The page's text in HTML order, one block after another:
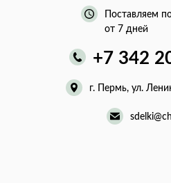
Поставляем
от 7 дней
+7 342
г. Пермь, ул.